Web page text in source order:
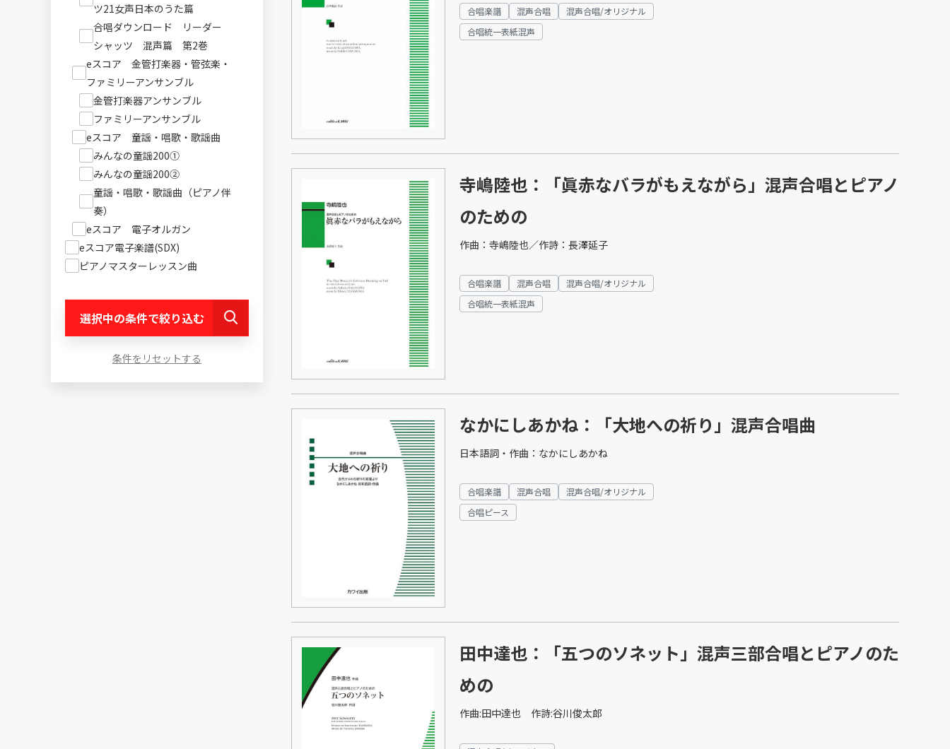
合唱楽譜 混声合唱
混声合唱/オリジナル
合唱統一表紙混声
寺嶋陸也：「眞赤なバラがもえながら」混声合唱とピアノ
のための
作曲：寺嶋陸也／作詩：長澤延子
合唱楽譜 混声合唱
混声合唱/オリジナル
合唱統一表紙混声
なかにしあかね：「大地への祈り」混声合唱曲
日本語詞・作曲：なかにしあかね
合唱楽譜 混声合唱
混声合唱/オリジナル
合唱ピース
田中達也：「五つのソネット」混声三部合唱とピアノのた
めの
作曲:田中達也 作詩:谷川俊太郎
ツ21女声日本のうた篇
合唱ダウンロード リーダー
シャッツ 混声篇 第2巻
eスコア 金管打楽器・管弦楽・
ファミリーアンサンブル
金管打楽器アンサンブル
ファミリーアンサンブル
eスコア 童謡・唱歌・歌謡曲
みんなの童謡200①
みんなの童謡200②
童謡・唱歌・歌謡曲（ピアノ伴
奏）
eスコア 電子オルガン
eスコア電子楽譜(SDX)
ピアノマスターレッスン曲
選択中の条件で絞り込む
条件をリセットする